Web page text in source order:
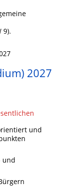
9).
2027
und
und